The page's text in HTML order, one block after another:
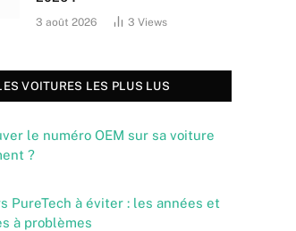
3 août 2026 3 Views
VOITURES LES PLUS LUS
le numéro OEM sur sa voiture
?
PureTech à éviter : les années et
à problèmes